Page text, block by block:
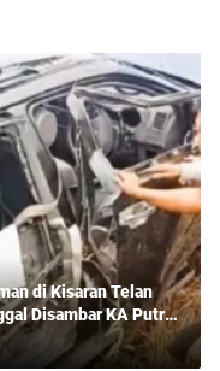
di Kisaran Telan
Disambar KA Putri